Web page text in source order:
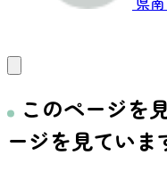
このページを
ージを見ていま